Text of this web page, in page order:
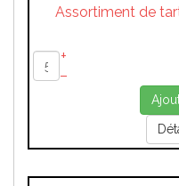
Assortiment de
+
–